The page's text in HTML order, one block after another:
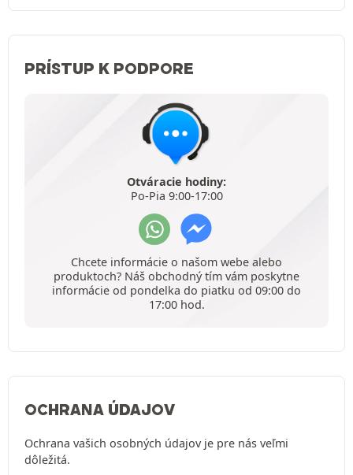
PRÍSTUP K PODPORE
Otváracie hodiny:
Po-Pia 9:00-17:00
Chcete informácie o našom webe alebo
produktoch? Náš obchodný tím vám poskytne
informácie od pondelka do piatku od 09:00 do
17:00 hod.
OCHRANA ÚDAJOV
Ochrana vašich osobných údajov je pre nás veľmi
dôležitá.